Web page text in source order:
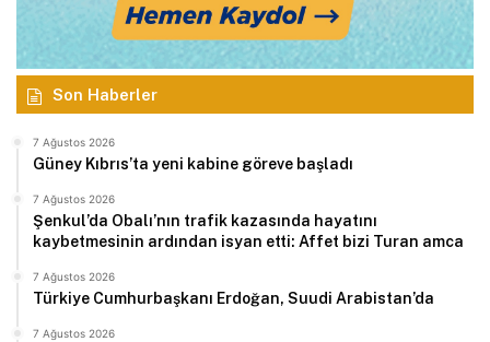
Son Haberler
7 Ağustos 2026
Güney Kıbrıs’ta yeni kabine göreve başladı
7 Ağustos 2026
Şenkul’da Obalı’nın trafik kazasında hayatını
kaybetmesinin ardından isyan etti: Affet bizi Turan amca
7 Ağustos 2026
Türkiye Cumhurbaşkanı Erdoğan, Suudi Arabistan’da
7 Ağustos 2026